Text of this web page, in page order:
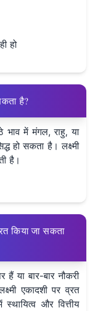
हो
है?
में मंगल, राहु, या
हो सकता है। लक्ष्मी
है।
किया जा सकता
या बार-बार नौकरी
एकादशी पर व्रत
और वित्तीय